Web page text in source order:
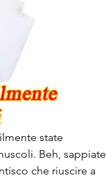
state
Beh, sappiate
che riuscire a